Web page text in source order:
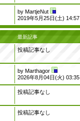
byMartjeNut
2019年5月25日(土) 14:57
最新記事
投稿記事なし
byMarthagor
2026年8月04日(火) 03:35
投稿記事なし
投稿記事なし